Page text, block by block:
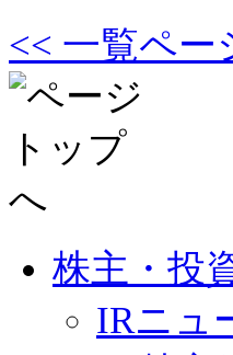
<< 一覧ペー
株主・投
IRニュ